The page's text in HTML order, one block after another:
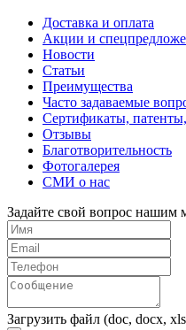
Доставка и оплата
Акции и
Новости
Статьи
Преимущества
Часто задаваемые
Сертификаты,
Отзывы
Благотворительность
Фотогалерея
СМИ о нас
Задайте свой вопрос нашим
Загрузить файл (doc, docx,